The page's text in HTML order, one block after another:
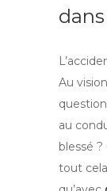
Au
au
blessé
tout